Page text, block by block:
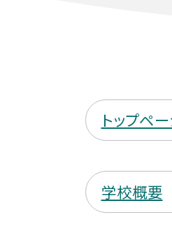
トップペ
学校概要